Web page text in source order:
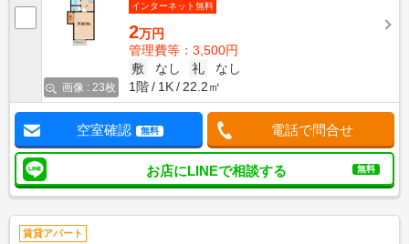
画像 : 23枚
インターネット無料
2万円
管理費等：3,500円
敷
なし 礼
なし
1階
1K 22.2㎡
空室確認 無料 電話で問合せ
お店にLINEで相談する 無料
賃貸アパート